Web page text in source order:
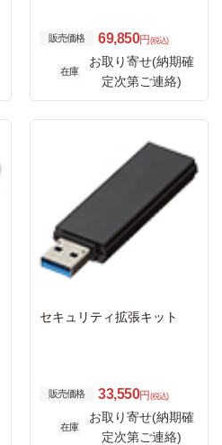
販売価格 69,850円 (税込)
在庫
お取り寄せ(納期確
定次第ご連絡)
セキュリティ拡張キット
販売価格 33,550円 (税込)
在庫
お取り寄せ(納期確
定次第ご連絡)